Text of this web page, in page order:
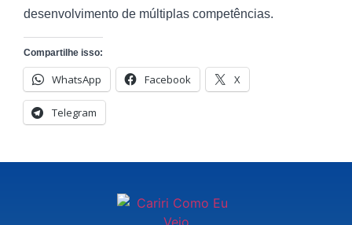
desenvolvimento de múltiplas competências.
Compartilhe isso:
WhatsApp Facebook X
Telegram